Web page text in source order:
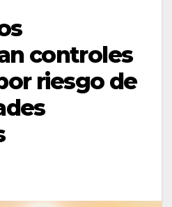
controles
riesgo de